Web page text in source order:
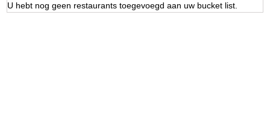
U hebt nog geen restaurants toegevoegd aan uw bucket list.